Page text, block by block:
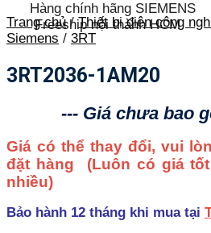
Hàng chính hãng SIEMENS
Freeship nội thành HCM
Trang chủ / Thiết bị điện công
Siemens / 3RT
3RT2036-1AM20
--- Giá chưa bao
Giá có thể thay đổi, vui
đặt hàng (Luôn có giá
nhiều)
Bảo hành 12 tháng khi mua tại